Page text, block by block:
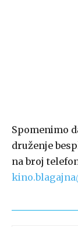
Spomenimo
druženje
na broj